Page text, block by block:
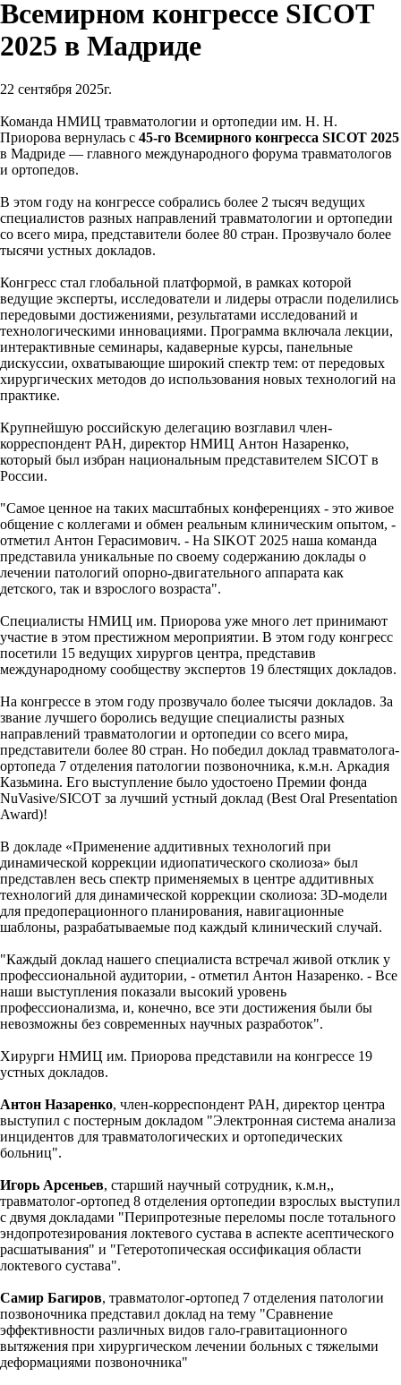
Всемирном конгрессе SICOT
2025 в Мадриде
22 сентября 2025г.
Команда НМИЦ травматологии и ортопедии им. Н. Н.
Приорова вернулась с 45-го Всемирного конгресса SICOT 2025
в Мадриде — главного международного форума травматологов
и ортопедов.
В этом году на конгрессе собрались более 2 тысяч ведущих
специалистов разных направлений травматологии и ортопедии
со всего мира, представители более 80 стран. Прозвучало более
тысячи устных докладов.
Конгресс стал глобальной платформой, в рамках которой
ведущие эксперты, исследователи и лидеры отрасли поделились
передовыми достижениями, результатами исследований и
технологическими инновациями. Программа включала лекции,
интерактивные семинары, кадаверные курсы, панельные
дискуссии, охватывающие широкий спектр тем: от передовых
хирургических методов до использования новых технологий на
практике.
Крупнейшую российскую делегацию возглавил член-
корреспондент РАН, директор НМИЦ Антон Назаренко,
который был избран национальным представителем SICOT в
России.
"Самое ценное на таких масштабных конференциях - это живое
общение с коллегами и обмен реальным клиническим опытом, -
отметил Антон Герасимович. - На SIKOT 2025 наша команда
представила уникальные по своему содержанию доклады о
лечении патологий опорно-двигательного аппарата как
детского, так и взрослого возраста".
Специалисты НМИЦ им. Приорова уже много лет принимают
участие в этом престижном мероприятии. В этом году конгресс
посетили 15 ведущих хирургов центра, представив
международному сообществу экспертов 19 блестящих докладов.
На конгрессе в этом году прозвучало более тысячи докладов. За
звание лучшего боролись ведущие специалисты разных
направлений травматологии и ортопедии со всего мира,
представители более 80 стран. Но победил доклад травматолога-
ортопеда 7 отделения патологии позвоночника, к.м.н. Аркадия
Казьмина. Его выступление было удостоено Премии фонда
NuVasive/SICOT за лучший устный доклад (Best Oral Presentation
Award)!
В докладе «Применение аддитивных технологий при
динамической коррекции идиопатического сколиоза» был
представлен весь спектр применяемых в центре аддитивных
технологий для динамической коррекции сколиоза: 3D-модели
для предоперационного планирования, навигационные
шаблоны, разрабатываемые под каждый клинический случай.
"Каждый доклад нашего специалиста встречал живой отклик у
профессиональной аудитории, - отметил Антон Назаренко. - Все
наши выступления показали высокий уровень
профессионализма, и, конечно, все эти достижения были бы
невозможны без современных научных разработок".
Хирурги НМИЦ им. Приорова представили на конгрессе 19
устных докладов.
Антон Назаренко, член-корреспондент РАН, директор центра
выступил с постерным докладом "Электронная система анализа
инцидентов для травматологических и ортопедических
больниц".
Игорь Арсеньев, старший научный сотрудник, к.м.н,,
травматолог-ортопед 8 отделения ортопедии взрослых выступил
с двумя докладами "Перипротезные переломы после тотального
эндопротезирования локтевого сустава в аспекте асептического
расшатывания" и "Гетеротопическая оссификация области
локтевого сустава".
Самир Багиров, травматолог-ортопед 7 отделения патологии
позвоночника представил доклад на тему "Сравнение
эффективности различных видов гало-гравитационного
вытяжения при хирургическом лечении больных с тяжелыми
деформациями позвоночника"